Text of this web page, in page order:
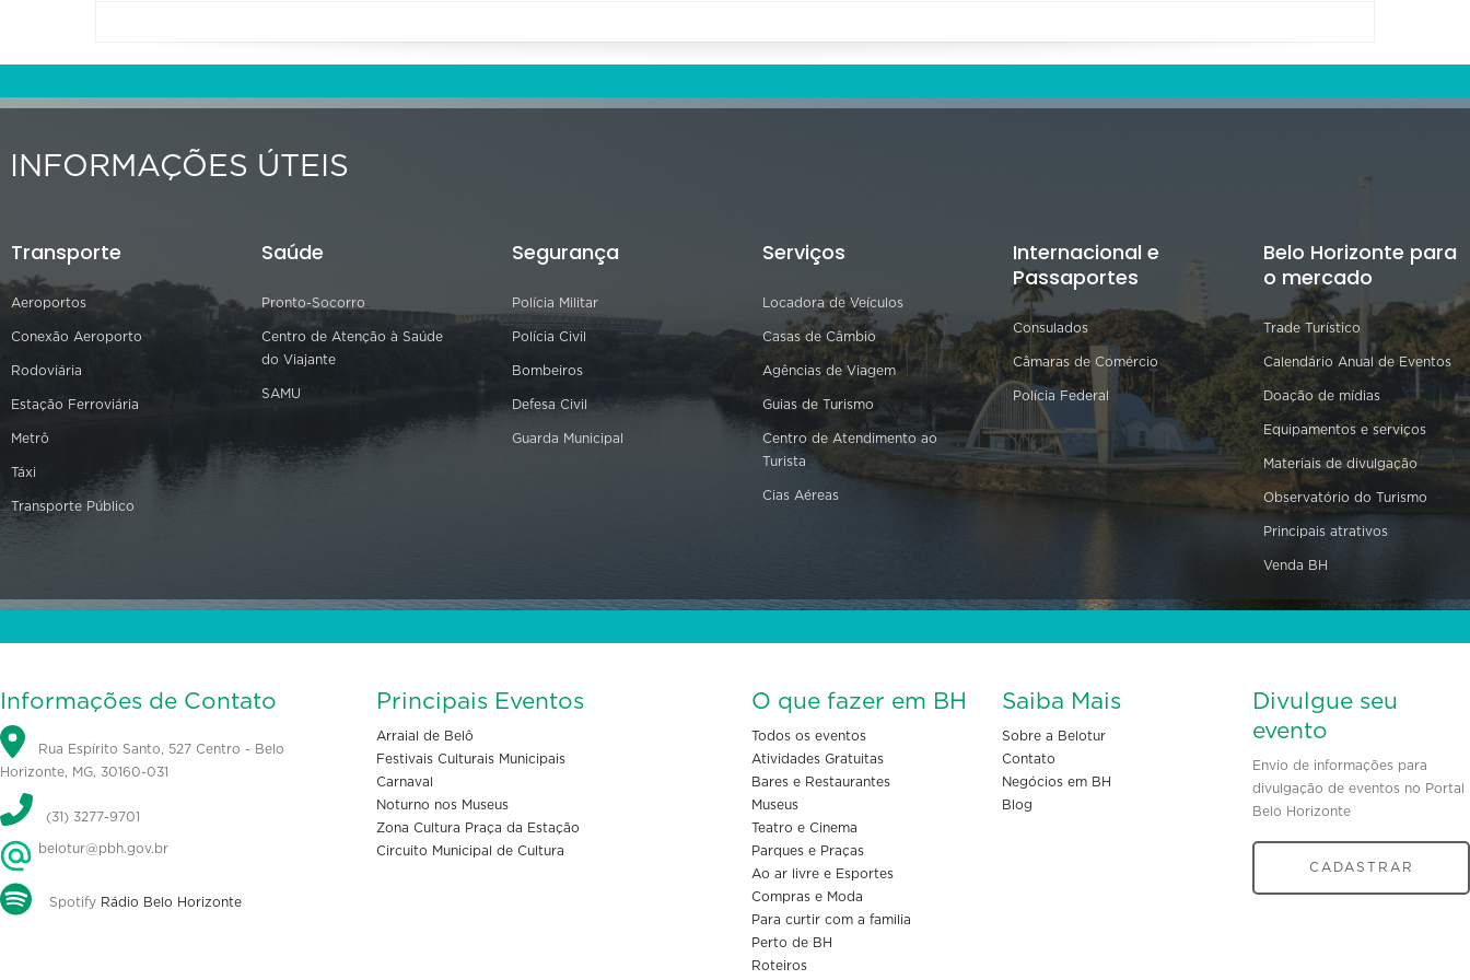
INFORMAÇÕES ÚTEIS
Transporte
Aeroportos
Conexão Aeroporto
Rodoviária
Estação Ferroviária
Metrô
Táxi
Transporte Público
Saúde
Pronto-Socorro
Centro de Atenção à Saúde
do Viajante
SAMU
Segurança
Polícia Militar
Polícia Civil
Bombeiros
Defesa Civil
Guarda Municipal
Serviços
Locadora de Veículos
Casas de Câmbio
Agências de Viagem
Guias de Turismo
Centro de Atendimento ao
Turista
Cias Aéreas
Internacional e
Passaportes
Consulados
Câmaras de Comércio
Polícia Federal
Belo Horizonte para
o mercado
Trade Turístico
Calendário Anual de Eventos
Doação de mídias
Equipamentos e serviços
Materiais de divulgação
Observatório do Turismo
Principais atrativos
Venda BH
Informações de Contato
Rua Espírito Santo, 527 Centro - Belo
Horizonte, MG, 30160-031
(31) 3277-9701
belotur@pbh.gov.br
Spotify Rádio Belo Horizonte
Principais Eventos
Arraial de Belô
Festivais Culturais Municipais
Carnaval
Noturno nos Museus
Zona Cultura Praça da Estação
Circuito Municipal de Cultura
O que fazer em BH
Todos os eventos
Atividades Gratuitas
Bares e Restaurantes
Museus
Teatro e Cinema
Parques e Praças
Ao ar livre e Esportes
Compras e Moda
Para curtir com a familia
Perto de BH
Roteiros
Saiba Mais
Sobre a Belotur
Contato
Negócios em BH
Blog
Divulgue seu
evento
Envio de informações para
divulgação de eventos no Portal
Belo Horizonte
CADASTRAR